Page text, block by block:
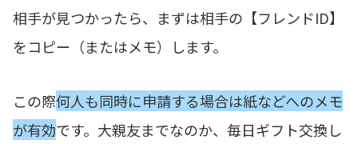
相手が見つかったら、まずは相手の【フレンドID】
をコピー（またはメモ）します。
この際何人も同時に申請する場合は紙などへのメモ
が有効です。大親友までなのか、毎日ギフト交換し